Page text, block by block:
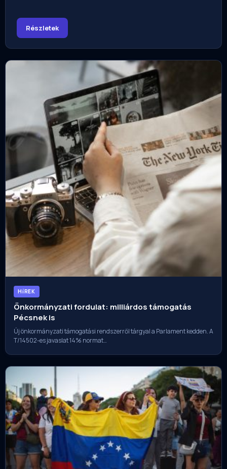
Részletek
HíREK
Önkormányzati fordulat: milliárdos támogatás
Pécsnek is
Új önkormányzati támogatási rendszerről tárgyal a Parlament kedden. A
T/14502-es javaslat 14% normat…